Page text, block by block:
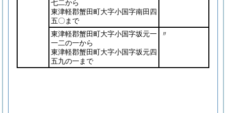
七二から
東津軽郡蟹田町大字小国字南田四
五〇まで
東津軽郡蟹田町大字小国字坂元一
一二の一から
東津軽郡蟹田町大字小国字坂元四
五九の一まで
〃